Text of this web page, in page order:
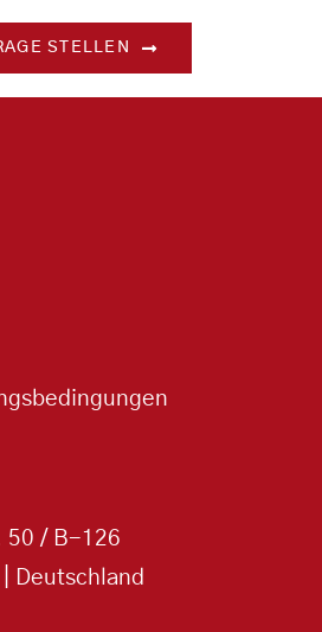
STELLEN
50 / B-126
Deutschland